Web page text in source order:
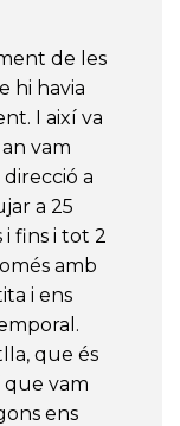
de les
hi havia
I així va
vam
direcció a
a 25
i fins i tot 2
amb
i ens
que és
que vam
ens